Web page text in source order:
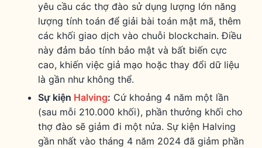
yêu cầu các thợ đào sử dụng lượng lớn năng
lượng tính toán để giải bài toán mật mã, thêm
các khối giao dịch vào chuỗi blockchain. Điều
này đảm bảo tính bảo mật và bất biến cực
cao, khiến việc giả mạo hoặc thay đổi dữ liệu
là gần như không thể.
Sự kiện Halving: Cứ khoảng 4 năm một lần
(sau mỗi 210.000 khối), phần thưởng khối cho
thợ đào sẽ giảm đi một nửa. Sự kiện Halving
gần nhất vào tháng 4 năm 2024 đã giảm phần